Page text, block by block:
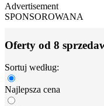
Advertisement
SPONSOROWANA
Oferty od 8
Sortuj według:
Najlepsza cena